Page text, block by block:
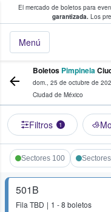
El mercado de boletos para
garantizada. Los
Menú
fans
Boletos Pimpinela
dom., 25 de octubre de
Ciudad de México
Filtros 1
Sectores 100
501B
Fila TBD 1 - 8 boletos